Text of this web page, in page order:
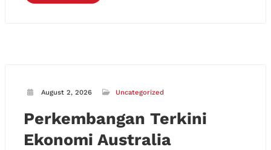
August 2, 2026 Uncategorized
Perkembangan Terkini
Ekonomi Australia